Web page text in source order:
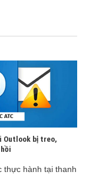
Outlook bị treo,
thực hành tại thanh